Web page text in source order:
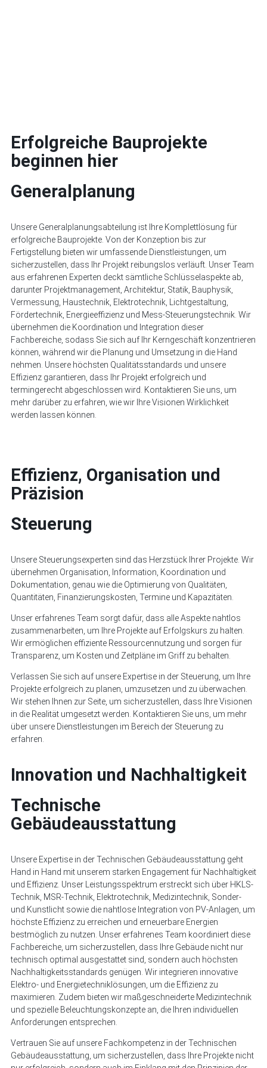
Erfolgreiche Bauprojekte
beginnen hier
Generalplanung
Unsere Generalplanungsabteilung ist Ihre Komplettlösung für
erfolgreiche Bauprojekte. Von der Konzeption bis zur
Fertigstellung bieten wir umfassende Dienstleistungen, um
sicherzustellen, dass Ihr Projekt reibungslos verläuft. Unser Team
aus erfahrenen Experten deckt sämtliche Schlüsselaspekte ab,
darunter Projektmanagement, Architektur, Statik, Bauphysik,
Vermessung, Haustechnik, Elektrotechnik, Lichtgestaltung,
Fördertechnik, Energieeffizienz und Mess-Steuerungstechnik. Wir
übernehmen die Koordination und Integration dieser
Fachbereiche, sodass Sie sich auf Ihr Kerngeschäft konzentrieren
können, während wir die Planung und Umsetzung in die Hand
nehmen. Unsere höchsten Qualitätsstandards und unsere
Effizienz garantieren, dass Ihr Projekt erfolgreich und
termingerecht abgeschlossen wird. Kontaktieren Sie uns, um
mehr darüber zu erfahren, wie wir Ihre Visionen Wirklichkeit
werden lassen können.
Effizienz, Organisation und
Präzision
Steuerung
Unsere Steuerungsexperten sind das Herzstück Ihrer Projekte. Wir
übernehmen Organisation, Information, Koordination und
Dokumentation, genau wie die Optimierung von Qualitäten,
Quantitäten, Finanzierungskosten, Termine und Kapazitäten.
Unser erfahrenes Team sorgt dafür, dass alle Aspekte nahtlos
zusammenarbeiten, um Ihre Projekte auf Erfolgskurs zu halten.
Wir ermöglichen effiziente Ressourcennutzung und sorgen für
Transparenz, um Kosten und Zeitpläne im Griff zu behalten.
Verlassen Sie sich auf unsere Expertise in der Steuerung, um Ihre
Projekte erfolgreich zu planen, umzusetzen und zu überwachen.
Wir stehen Ihnen zur Seite, um sicherzustellen, dass Ihre Visionen
in die Realität umgesetzt werden. Kontaktieren Sie uns, um mehr
über unsere Dienstleistungen im Bereich der Steuerung zu
erfahren.
Innovation und Nachhaltigkeit
Technische
Gebäudeausstattung
Unsere Expertise in der Technischen Gebäudeausstattung geht
Hand in Hand mit unserem starken Engagement für Nachhaltigkeit
und Effizienz. Unser Leistungsspektrum erstreckt sich über HKLS-
Technik, MSR-Technik, Elektrotechnik, Medizintechnik, Sonder-
und Kunstlicht sowie die nahtlose Integration von PV-Anlagen, um
höchste Effizienz zu erreichen und erneuerbare Energien
bestmöglich zu nutzen. Unser erfahrenes Team koordiniert diese
Fachbereiche, um sicherzustellen, dass Ihre Gebäude nicht nur
technisch optimal ausgestattet sind, sondern auch höchsten
Nachhaltigkeitsstandards genügen. Wir integrieren innovative
Elektro- und Energietechniklösungen, um die Effizienz zu
maximieren. Zudem bieten wir maßgeschneiderte Medizintechnik
und spezielle Beleuchtungskonzepte an, die Ihren individuellen
Anforderungen entsprechen.
Vertrauen Sie auf unsere Fachkompetenz in der Technischen
Gebäudeausstattung, um sicherzustellen, dass Ihre Projekte nicht